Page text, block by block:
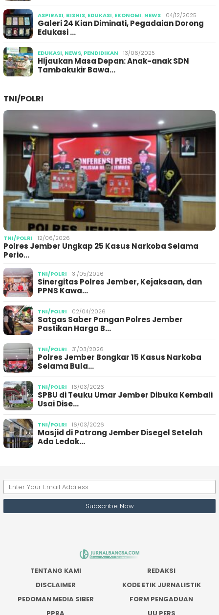
ASPIRASI, BISNIS, EDUKASI, EKONOMI, NEWS 04/12/2025
Galeri 24 Kian Diminati, Pegadaian Dorong
Edukasi …
EDUKASI, NEWS, PENDIDIKAN 13/06/2025
Hijaukan Masa Depan: Anak-anak SDN
Tambakukir Bawa…
TNI/POLRI
TNI/POLRI 12/06/2026
Polres Jember Ungkap 25 Kasus Narkoba Selama
Perio…
TNI/POLRI 31/05/2026
Sinergitas Polres Jember, Kejaksaan, dan
PPNS Kawa…
TNI/POLRI 02/04/2026
Satgas Saber Pangan Polres Jember
Pastikan Harga B…
TNI/POLRI 31/03/2026
Polres Jember Bongkar 15 Kasus Narkoba
Selama Bula…
TNI/POLRI 16/03/2026
SPBU di Teuku Umar Jember Dibuka Kembali
Usai Dise…
TNI/POLRI 16/03/2026
Masjid di Patrang Jember Disegel Setelah
Ada Ledak…
TENTANG KAMI
REDAKSI
DISCLAIMER
KODE ETIK JURNALISTIK
PEDOMAN MEDIA SIBER
FORM PENGADUAN